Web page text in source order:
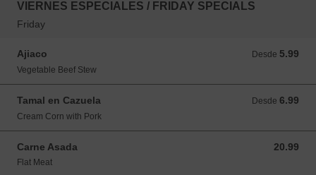
VIERNES ESPECIALES / FRIDAY SPECIALS
Friday
Ajiaco Desde 5.99
Desde 5.99 USD
Vegetable Beef Stew
Tamal en Cazuela Desde 6.99
Desde 6.99 USD
Cream Corn with Pork
Carne Asada 20.99
20.99 USD
Flat Meat